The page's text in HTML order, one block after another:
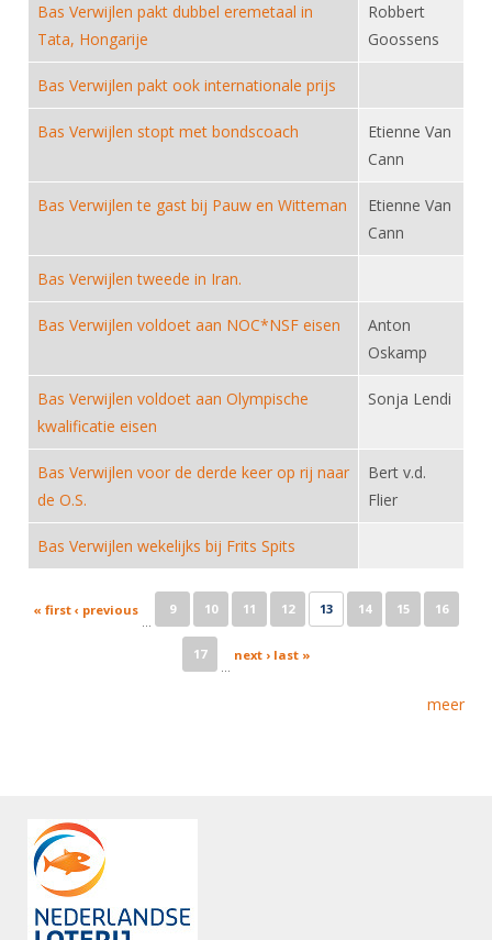
Verenigingsondersteuning
Witte Vlekkenplan
Wedstrijdorganisatie
Nieuws
Aanvragen van scheidsrechters
Scheidsrechterslijst
Verwerk wedstrijduitslagen
Promotie en logo
Tuchtzaken
Archief
Infotheek
Bas Verwijlen pakt dubbel eremetaal in
Tata, Hongarije
Robbert
Goossens
Bas Verwijlen pakt ook internationale prijs
Bas Verwijlen stopt met bondscoach
Etienne Van
Cann
Bas Verwijlen te gast bij Pauw en Witteman
Etienne Van
Cann
Bas Verwijlen tweede in Iran.
Bas Verwijlen voldoet aan NOC*NSF eisen
Anton
Oskamp
Bas Verwijlen voldoet aan Olympische
kwalificatie eisen
Sonja Lendi
Bas Verwijlen voor de derde keer op rij naar
de O.S.
Bert v.d.
Flier
Bas Verwijlen wekelijks bij Frits Spits
Pages
« first ‹ previous
…
9 10 11 12 13 14 15 16
17
…
next › last »
meer